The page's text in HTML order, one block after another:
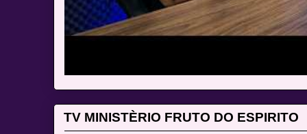
TV MINISTÈRIO FRUTO DO ESPIRITO